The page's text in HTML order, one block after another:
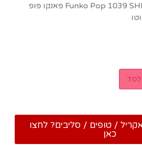
Funko Pop 1039 SHIKADAI BORUTO פאנקו פופ
/ טופים / סליבים? לחצו
כאן